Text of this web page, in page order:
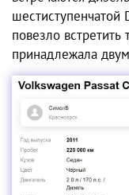
шестиступенчатой
повезло
принадлежала